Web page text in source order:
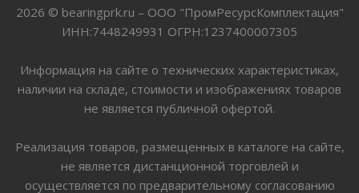
2026 © bearingprk.ru – ООО "ПромРесурсКомплектация"
ИНН:7448249931 ОГРН:1237400007305
Информация на сайте о технических характеристиках,
наличии на складе, стоимости и изображениях товаров
не является публичной офертой.
Реализация товаров, размещенных в каталоге на сайте,
не является дистанционной торговлей и
осуществляется по предварительному согласованию